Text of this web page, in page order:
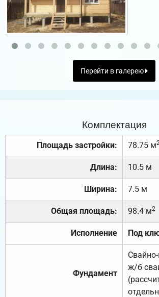
Перейти в галерею
Комплектация
Площадь застройки: 78.75 м
Длина: 10.5 м
Ширина: 7.5 м
Общая площадь: 98.4 м2
Исполнение Под
Фундамент
ж/б